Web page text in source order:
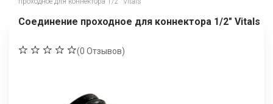
Соединение проходное для коннектора 1/2" Vitals
(0 Отзывов)